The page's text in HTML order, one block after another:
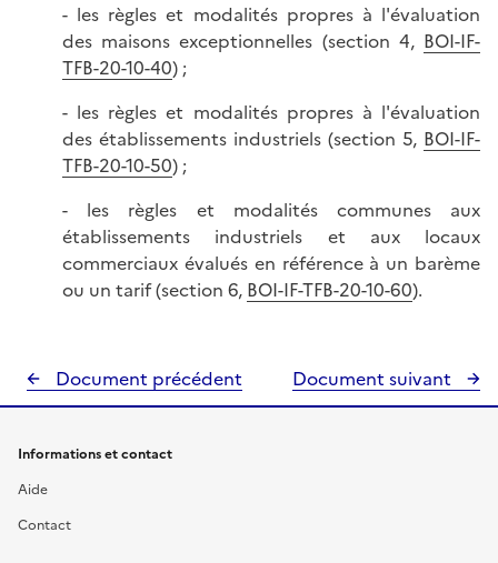
- les règles et modalités propres à l'évaluation
des maisons exceptionnelles (section 4, BOI-IF-
TFB-20-10-40) ;
- les règles et modalités propres à l'évaluation
des établissements industriels (section 5, BOI-IF-
TFB-20-10-50) ;
- les règles et modalités communes aux
établissements industriels et aux locaux
commerciaux évalués en référence à un barème
ou un tarif (section 6, BOI-IF-TFB-20-10-60).
Document précédent Document suivant
Informations et contact
Aide
Contact